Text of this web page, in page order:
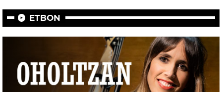
ETBON